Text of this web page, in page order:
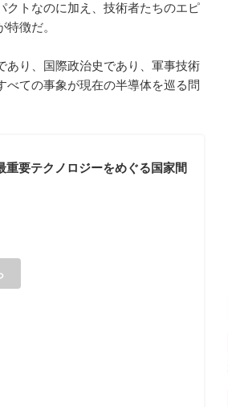
クトなのに加え、技術者たちのエピ
徴だ。
あり、国際政治史であり、軍事技術
べての事象が現在の半導体を巡る問
重要テクノロジーをめぐる国家間